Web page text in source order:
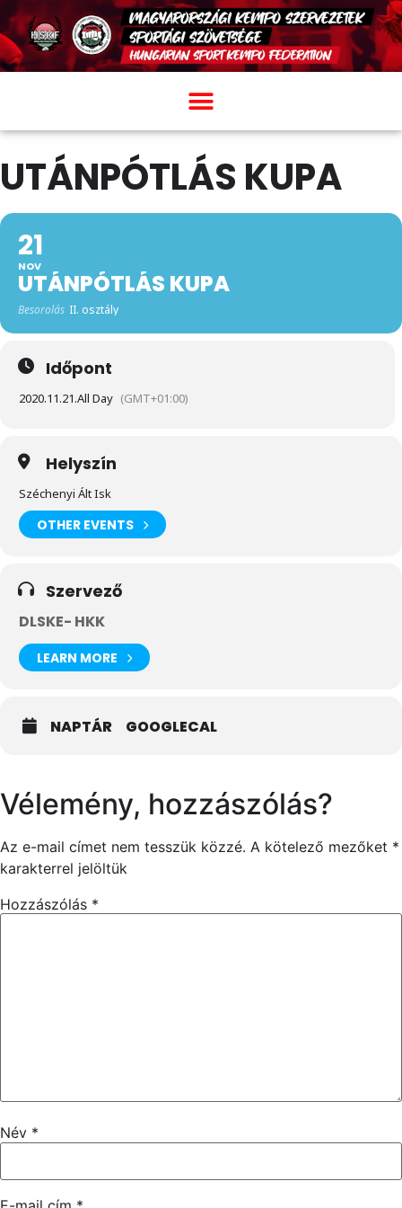
UTÁNPÓTLÁS KUPA
21
NOV
UTÁNPÓTLÁS KUPA
Besorolás II. osztály
Időpont
2020.11.21.All Day (GMT+01:00)
Helyszín
Széchenyi Ált Isk
OTHER EVENTS
Szervező
DLSKE- HKK
LEARN MORE
NAPTÁR GOOGLECAL
Vélemény, hozzászólás?
Az e-mail címet nem tesszük közzé. A kötelező mezőket *
karakterrel jelöltük
Hozzászólás *
Név *